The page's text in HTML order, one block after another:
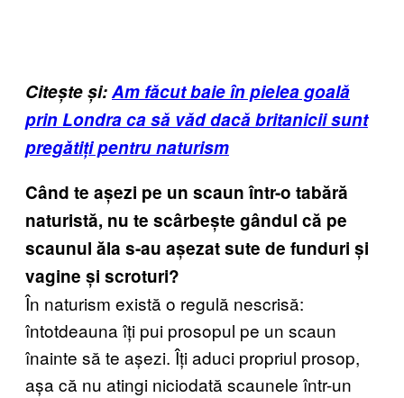
Citește și:Am făcut baie în pielea goală
prin Londra ca să văd dacă britanicii sunt
pregătiți pentru naturism
Când te așezi pe un scaun într-o tabără
naturistă, nu te scârbește gândul că pe
scaunul ăla s-au așezat sute de funduri și
vagine și scroturi?
În naturism există o regulă nescrisă:
întotdeauna îți pui prosopul pe un scaun
înainte să te așezi. Îți aduci propriul prosop,
așa că nu atingi niciodată scaunele într-un